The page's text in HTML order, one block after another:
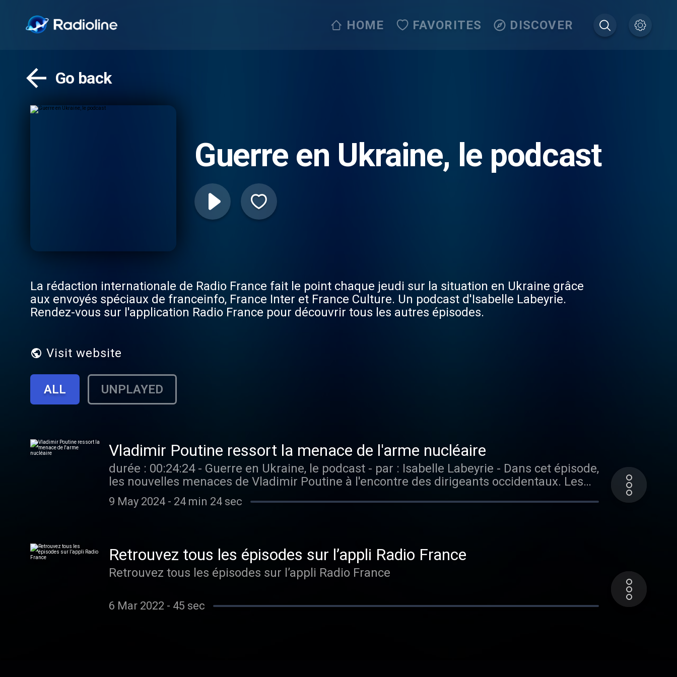
HOME FAVORITES DISCOVER
Go back
Guerre en Ukraine, le podcast
La rédaction internationale de Radio France fait le point chaque jeudi sur la situation en Ukraine grâce
aux envoyés spéciaux de franceinfo, France Inter et France Culture. Un podcast d'Isabelle Labeyrie.
Rendez-vous sur l'application Radio France pour découvrir tous les autres épisodes.
Visit website
ALL UNPLAYED
Vladimir Poutine ressort la menace de l'arme nucléaire
durée : 00:24:24 - Guerre en Ukraine, le podcast - par : Isabelle Labeyrie - Dans cet épisode,
les nouvelles menaces de Vladimir Poutine à l'encontre des dirigeants occidentaux. Les
témoignages des proches de civils, détenus dans les prisons russes, et d'un musicien qui
vient de recevoir son ordre de mobilisation.
9 May 2024 - 24 min 24 sec
Retrouvez tous les épisodes sur l’appli Radio France
Retrouvez tous les épisodes sur l’appli Radio France
6 Mar 2022 - 45 sec